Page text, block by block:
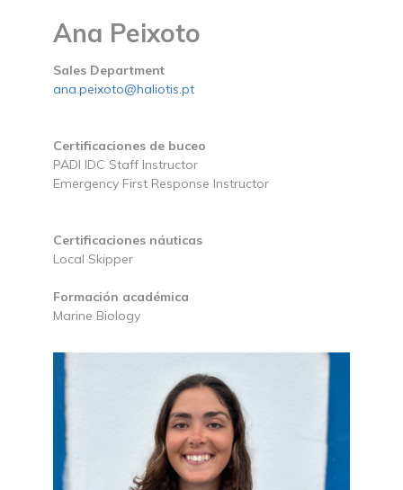
Ana Peixoto
Sales Department
ana.peixoto@haliotis.pt
Certificaciones de buceo
PADI IDC Staff Instructor
Emergency First Response Instructor
Certificaciones náuticas
Local Skipper
Formación académica
Marine Biology